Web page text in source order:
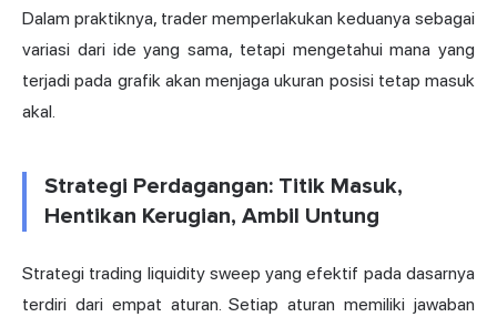
Dalam praktiknya, trader memperlakukan keduanya sebagai
variasi dari ide yang sama, tetapi mengetahui mana yang
terjadi pada grafik akan menjaga ukuran posisi tetap masuk
akal.
Strategi Perdagangan: Titik Masuk,
Hentikan Kerugian, Ambil Untung
Strategi trading liquidity sweep yang efektif pada dasarnya
terdiri dari empat aturan. Setiap aturan memiliki jawaban